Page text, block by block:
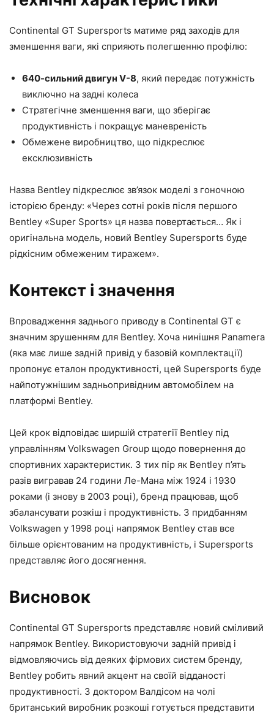
Continental GT Supersports матиме ряд заходів для
зменшення ваги, які сприяють полегшенню профілю:
640-сильний двигун V-8, який передає потужність
виключно на задні колеса
Стратегічне зменшення ваги, що зберігає
продуктивність і покращує маневреність
Обмежене виробництво, що підкреслює
ексклюзивність
Назва Bentley підкреслює зв’язок моделі з гоночною
історією бренду: «Через сотні років після першого
Bentley «Super Sports» ця назва повертається… Як і
оригінальна модель, новий Bentley Supersports буде
рідкісним обмеженим тиражем».
Контекст і значення
Впровадження заднього приводу в Continental GT є
значним зрушенням для Bentley. Хоча нинішня Panamera
(яка має лише задній привід у базовій комплектації)
пропонує еталон продуктивності, цей Supersports буде
найпотужнішим задньопривідним автомобілем на
платформі Bentley.
Цей крок відповідає ширшій стратегії Bentley під
управлінням Volkswagen Group щодо повернення до
спортивних характеристик. З тих пір як Bentley п’ять
разів вигравав 24 години Ле-Мана між 1924 і 1930
роками (і знову в 2003 році), бренд працював, щоб
збалансувати розкіш і продуктивність. З придбанням
Volkswagen у 1998 році напрямок Bentley став все
більше орієнтованим на продуктивність, і Supersports
представляє його досягнення.
Висновок
Continental GT Supersports представляє новий сміливий
напрямок Bentley. Використовуючи задній привід і
відмовляючись від деяких фірмових систем бренду,
Bentley робить явний акцент на своїй відданості
продуктивності. З доктором Валдісом на чолі
британський виробник розкоші готується представити